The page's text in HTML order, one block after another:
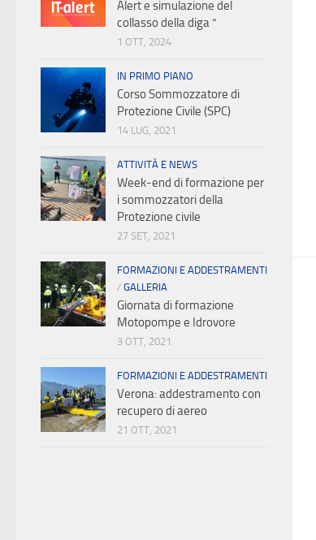
Alert e simulazione del
collasso della diga “
1 OTT, 2024
IN PRIMO PIANO
Corso Sommozzatore di
Protezione Civile (SPC)
14 LUG, 2021
ATTIVITÀ E NEWS
Week-end di formazione per
i sommozzatori della
Protezione civile
27 SET, 2021
FORMAZIONI E ADDESTRAMENTI
/ GALLERIA
Giornata di formazione
Motopompe e Idrovore
3 OTT, 2021
FORMAZIONI E ADDESTRAMENTI
Verona: addestramento con
recupero di aereo
21 OTT, 2021